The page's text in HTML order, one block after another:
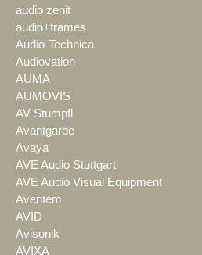
audio zenit
audio+frames
Audio-Technica
Audiovation
AUMA
AUMOVIS
AV Stumpfl
Avantgarde
Avaya
AVE Audio Stuttgart
AVE Audio Visual Equipment
Aventem
AVID
Avisonik
AVIXA